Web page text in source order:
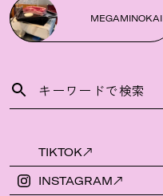
MEGAMINOKAI
TIKTOK
INSTAGRAM